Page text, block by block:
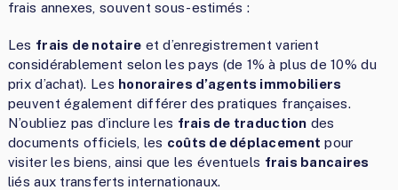
frais annexes, souvent sous-estimés :
Les frais de notaire et d’enregistrement varient
considérablement selon les pays (de 1% à plus de 10% du
prix d’achat). Les honoraires d’agents immobiliers
peuvent également différer des pratiques françaises.
N’oubliez pas d’inclure les frais de traduction des
documents officiels, les coûts de déplacement pour
visiter les biens, ainsi que les éventuels frais bancaires
liés aux transferts internationaux.